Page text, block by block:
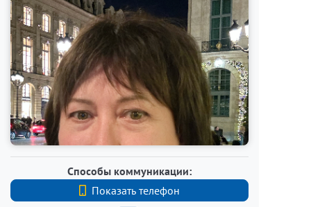
Способы коммуникации:
Показать телефон
+7 (812) 740-70-40